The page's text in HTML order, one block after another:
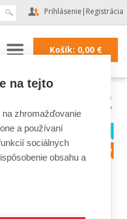
Prihlásenie | Registrácia
Košík: 0,00€
tesniace
pásky
na tejto
zhromažďovanie
a používaní
sociálnych
obsahu a